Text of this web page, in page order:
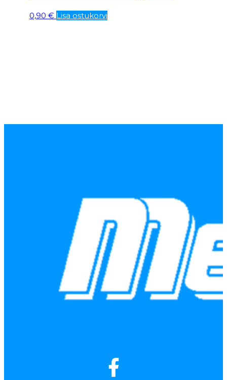
0,90 € Lisa ostukorvi